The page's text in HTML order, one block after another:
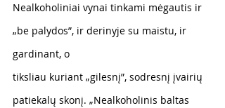
Nealkoholiniai vynai tinkami mėgautis ir
„be palydos”, ir derinyje su maistu, ir
gardinant, o
tiksliau kuriant „gilesnį”, sodresnį įvairių
patiekalų skonį. „Nealkoholinis baltas